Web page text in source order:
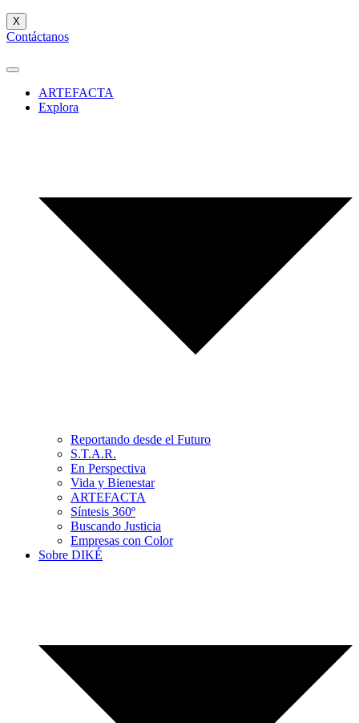
X
Contáctanos
ARTEFACTA
Explora
Reportando desde el Futuro
S.T.A.R.
En Perspectiva
Vida y Bienestar
ARTEFACTA
Síntesis 360º
Buscando Justicia
Empresas con Color
Sobre DIKÉ